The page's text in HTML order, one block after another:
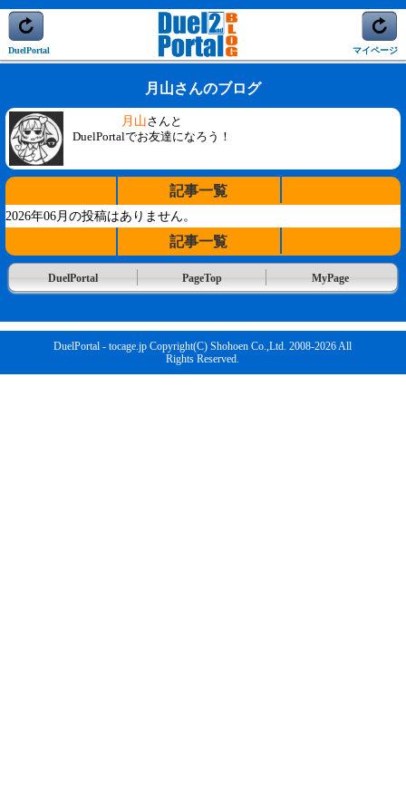
DuelPortal マイページ
月山さんのブログ
月山さんと
DuelPortalでお友達になろう！
記事一覧
2026年06月の投稿はありません。
記事一覧
DuelPortal PageTop MyPage
DuelPortal - tocage.jp Copyright(C) Shohoen Co.,Ltd. 2008-2026 All
Rights Reserved.